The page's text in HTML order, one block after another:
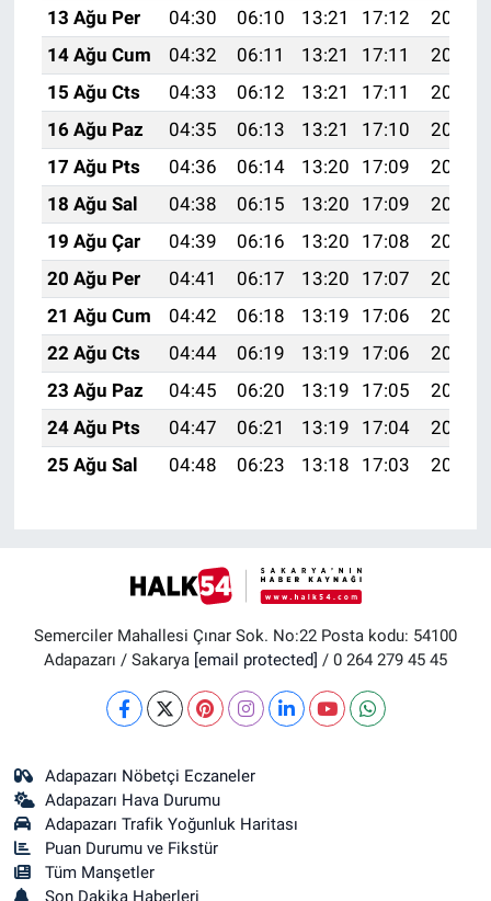
13 Ağu Per
04:30 06:10 13:21 17:12
20:22
14 Ağu Cum
04:32 06:11 13:21 17:11
20:21
15 Ağu Cts
04:33 06:12 13:21 17:11
20:19
16 Ağu Paz
04:35 06:13 13:21 17:10
20:18
17 Ağu Pts
04:36 06:14 13:20 17:09
20:16
18 Ağu Sal
04:38 06:15 13:20 17:09
20:15
19 Ağu Çar
04:39 06:16 13:20 17:08
20:13
20 Ağu Per
04:41 06:17 13:20 17:07
20:12
21 Ağu Cum
04:42 06:18 13:19 17:06
20:10
22 Ağu Cts
04:44 06:19 13:19 17:06
20:09
23 Ağu Paz
04:45 06:20 13:19 17:05
20:07
24 Ağu Pts
04:47 06:21 13:19 17:04
20:06
25 Ağu Sal
04:48 06:23 13:18 17:03 20:04
Semerciler Mahallesi Çınar Sok. No:22 Posta kodu: 54100
Adapazarı / Sakarya [email protected] / 0 264 279 45 45
Adapazarı Nöbetçi Eczaneler
Adapazarı Hava Durumu
Adapazarı Trafik Yoğunluk Haritası
Puan Durumu ve Fikstür
Tüm Manşetler
Son Dakika Haberleri